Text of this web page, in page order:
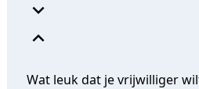
expand_more
expand_less
Wat leuk dat je vrijwilliger